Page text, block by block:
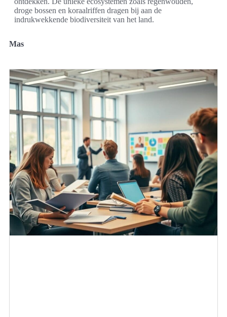
droge bossen en koraalriffen dragen bij aan de
indrukwekkende biodiversiteit van het land.
Mas